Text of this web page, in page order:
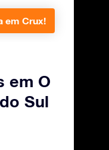
em Crux!
em O
Sul